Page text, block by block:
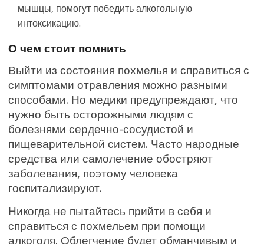
мышцы, помогут победить алкогольную
интоксикацию.
О чем стоит помнить
Выйти из состояния похмелья и справиться с
симптомами отравления можно разными
способами. Но медики предупреждают, что
нужно быть осторожными людям с
болезнями сердечно-сосудистой и
пищеварительной систем. Часто народные
средства или самолечение обостряют
заболевания, поэтому человека
госпитализируют.
Никогда не пытайтесь прийти в себя и
справиться с похмельем при помощи
алкоголя. Облегчение будет обманчивым и